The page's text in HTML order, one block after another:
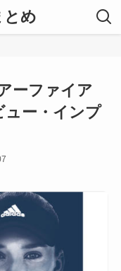
とめ
ーファイア
ュー・インプ